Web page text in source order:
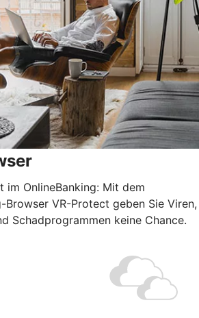
im OnlineBanking: Mit dem
Browser VR-Protect geben Sie Viren,
Schadprogrammen keine Chance.